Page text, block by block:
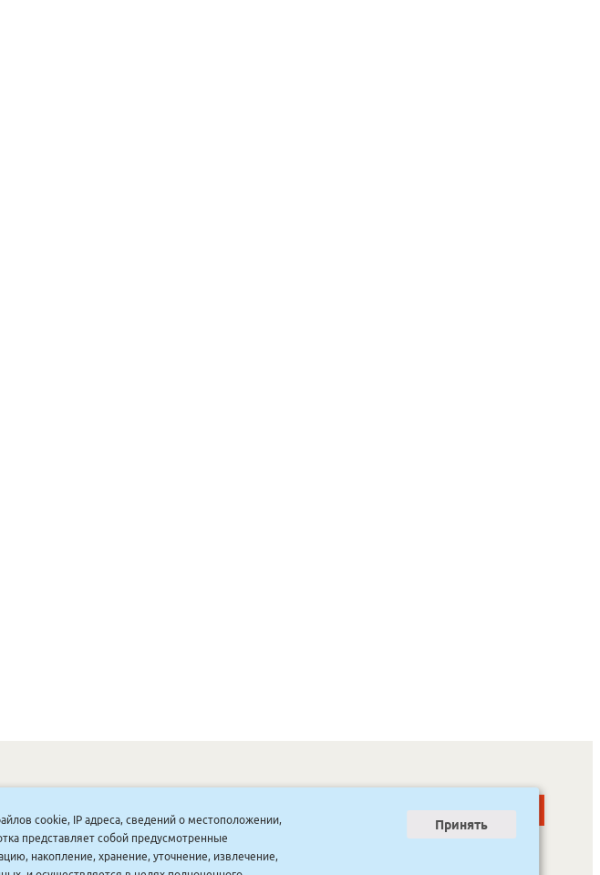
ВАКАНСИЯЛАР |
ООО “Канцпроф”, ул. Красильникова, 8, строение 3
cookie, IP адреса, сведений о местоположении,
представляет собой предусмотренные
накопление, хранение, уточнение, извлечение,
Принять